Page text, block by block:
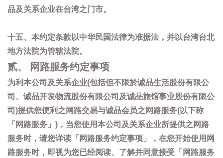
品及关系企业在台湾之门市。
十五、本约定条款以中华民国法律为准据法，并以台湾台北
地方法院为管辖法院。
贰、 网路服务约定事项
为利本公司及关系企业(包括但不限於诚品生活股份有限公
司、诚品开发物流股份有限公司及诚品旅馆事业股份有限公
司)提供您便利之网路交易与诚品会员之网路服务(以下称
「网路服务」)，当您使用本公司及关系企业所提供之网路
服务时，请您详读「网路服务约定事项」，在您开始使用网
路服务时，即视为您已经阅读、了解并同意接受「网路服务